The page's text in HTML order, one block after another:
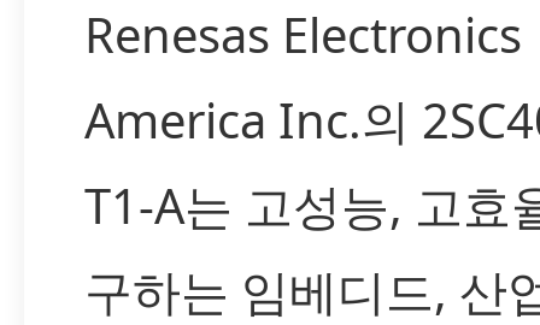
Renesas Electronics
America Inc.의
T1-A는 고성능, 고효
구하는 임베디드, 산